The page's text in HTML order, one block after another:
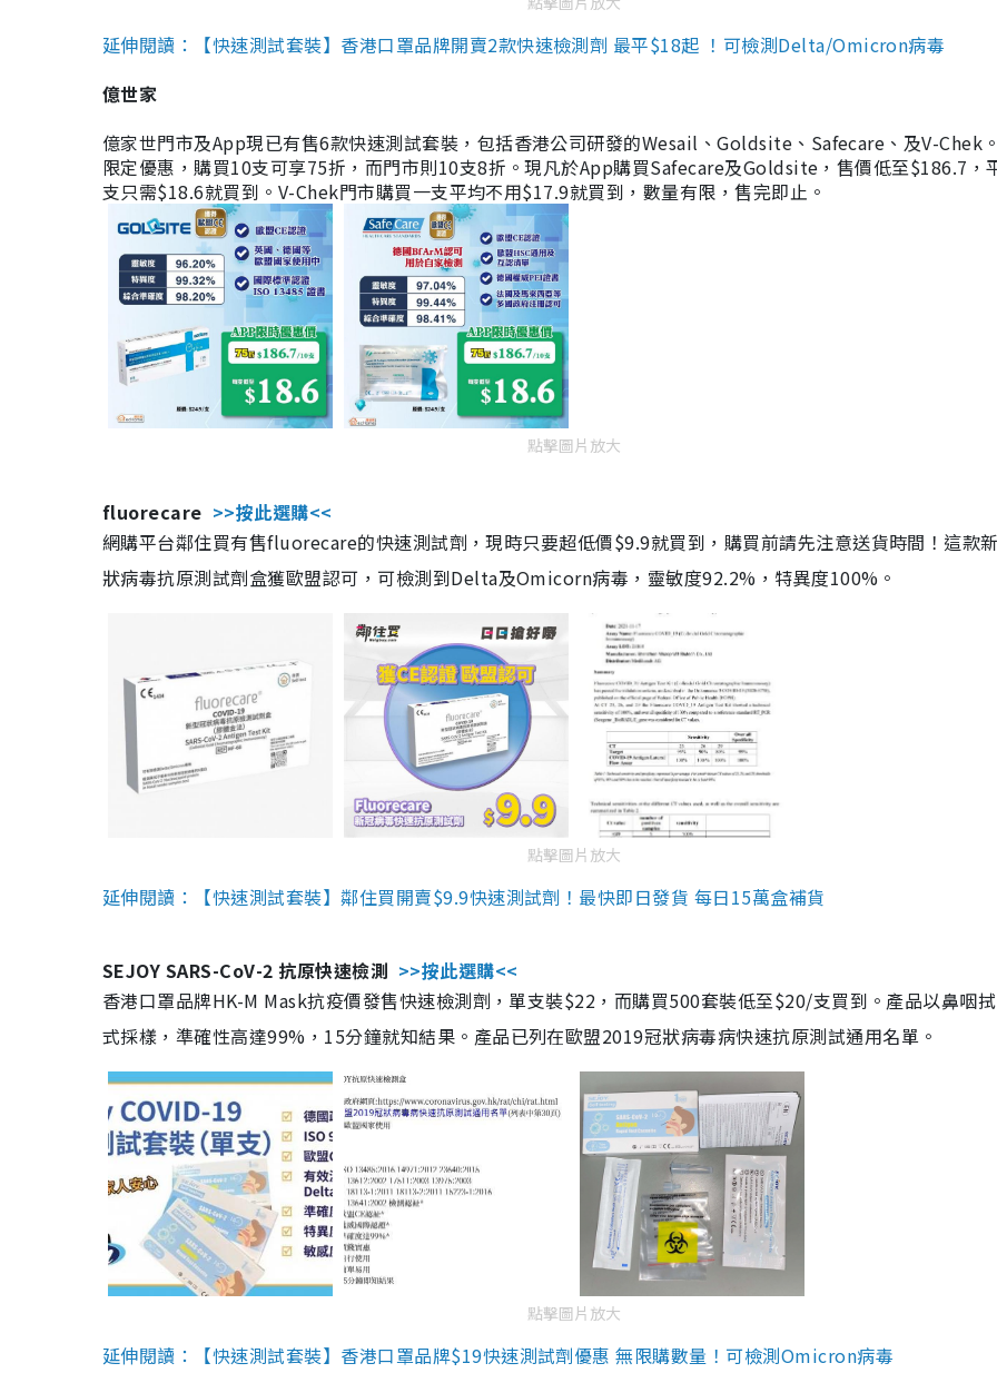
延伸閱讀：【快速測試套裝】香港口罩品牌開賣2款快速檢測劑 最平$18起 ！可檢測Delta/Omicron病毒
億世家
億家世門市及App現已有售6款快速測試套裝，包括香港公司研發的Wesail、Goldsite、Safecare、及V-Chek
限定優惠，購買10支可享75折，而門市則10支8折。現凡於App購買Safecare及Goldsite，售價低至$186.7，
支只需$18.6就買到。V-Chek門市購買一支平均不用$17.9就買到，數量有限，售完即止。
點擊圖片放大
fluorecare >>按此選購<<
網購平台鄰住買有售fluorecare的快速測試劑，現時只要超低價$9.9就買到，購買前請先注意送貨時間！這款
狀病毒抗原測試劑盒獲歐盟認可，可檢測到Delta及Omicorn病毒，靈敏度92.2%，特異度100%。
點擊圖片放大
延伸閱讀：【快速測試套裝】鄰住買開賣$9.9快速測試劑！最快即日發貨 每日15萬盒補貨
SEJOY SARS-CoV-2 抗原快速檢測 >>按此選購<<
香港口罩品牌HK-M Mask抗疫價發售快速檢測劑，單支裝$22，而購買500套裝低至$20/支買到。產品以鼻咽
式採樣，準確性高達99%，15分鐘就知結果。產品已列在歐盟2019冠狀病毒病快速抗原測試通用名單。
點擊圖片放大
延伸閱讀：【快速測試套裝】香港口罩品牌$19快速測試劑優惠 無限購數量！可檢測Omicron病毒